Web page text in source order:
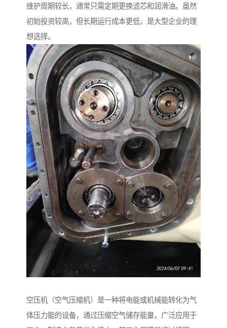
维护周期较长，通常只需定期更换滤芯和润滑油。虽然
初始投资较高，但长期运行成本更低，是大型企业的理
想选择。
空压机（空气压缩机）是一种将电能或机械能转化为气
体压力能的设备，通过压缩空气储存能量，广泛应用于